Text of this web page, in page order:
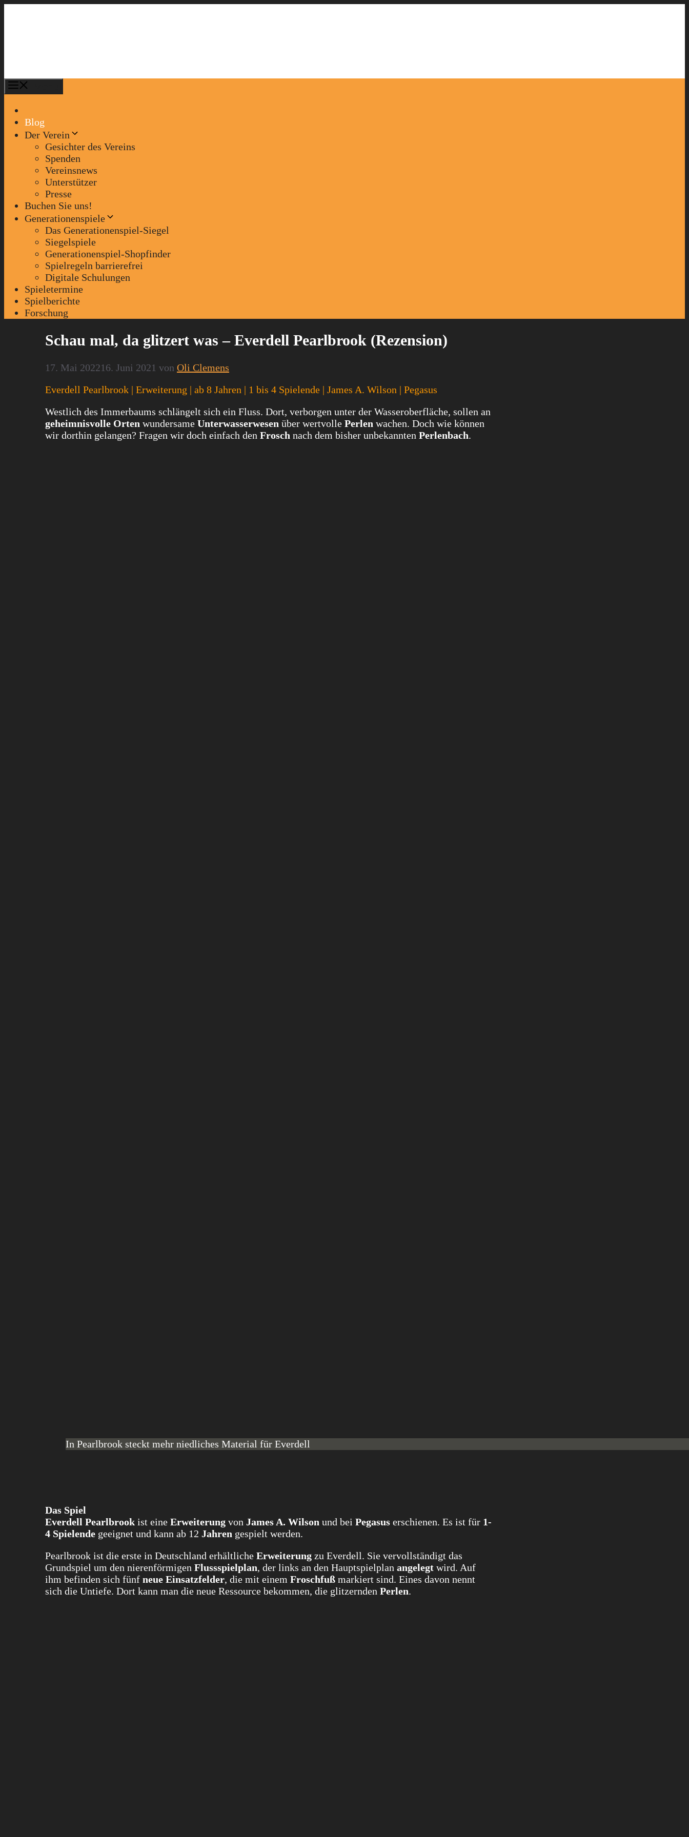
Blog
Der Verein
Gesichter des Vereins
Spenden
Vereinsnews
Unterstützer
Presse
Buchen Sie uns!
Generationenspiele
Das Generationenspiel-Siegel
Siegelspiele
Generationenspiel-Shopfinder
Spielregeln barrierefrei
Digitale Schulungen
Spieletermine
Spielberichte
Forschung
Schau mal, da glitzert was – Everdell Pearlbrook (Rezension)
17. Mai 202216. Juni 2021 von Oli Clemens
Everdell Pearlbrook | Erweiterung | ab 8 Jahren | 1 bis 4 Spielende | James A. Wilson | Pegasus
Westlich des Immerbaums schlängelt sich ein Fluss. Dort, verborgen unter der Wasseroberfläche, sollen an
geheimnisvolle Orten wundersame Unterwasserwesen über wertvolle Perlen wachen. Doch wie können
wir dorthin gelangen? Fragen wir doch einfach den Frosch nach dem bisher unbekannten Perlenbach.
In Pearlbrook steckt mehr niedliches Material für Everdell
Das Spiel
Everdell Pearlbrook ist eine Erweiterung von James A. Wilson und bei Pegasus erschienen. Es ist für 1-
4 Spielende geeignet und kann ab 12 Jahren gespielt werden.
Pearlbrook ist die erste in Deutschland erhältliche Erweiterung zu Everdell. Sie vervollständigt das
Grundspiel um den nierenförmigen Flussspielplan, der links an den Hauptspielplan angelegt wird. Auf
ihm befinden sich fünf neue Einsatzfelder, die mit einem Froschfuß markiert sind. Eines davon nennt
sich die Untiefe. Dort kann man die neue Ressource bekommen, die glitzernden Perlen.